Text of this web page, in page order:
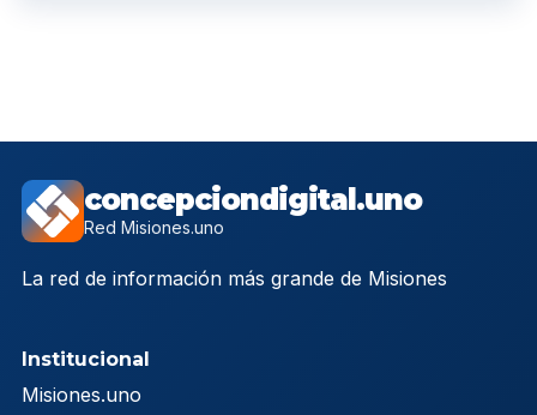
concepciondigital.uno
Red Misiones.uno
La red de información más grande de Misiones
Institucional
Misiones.uno